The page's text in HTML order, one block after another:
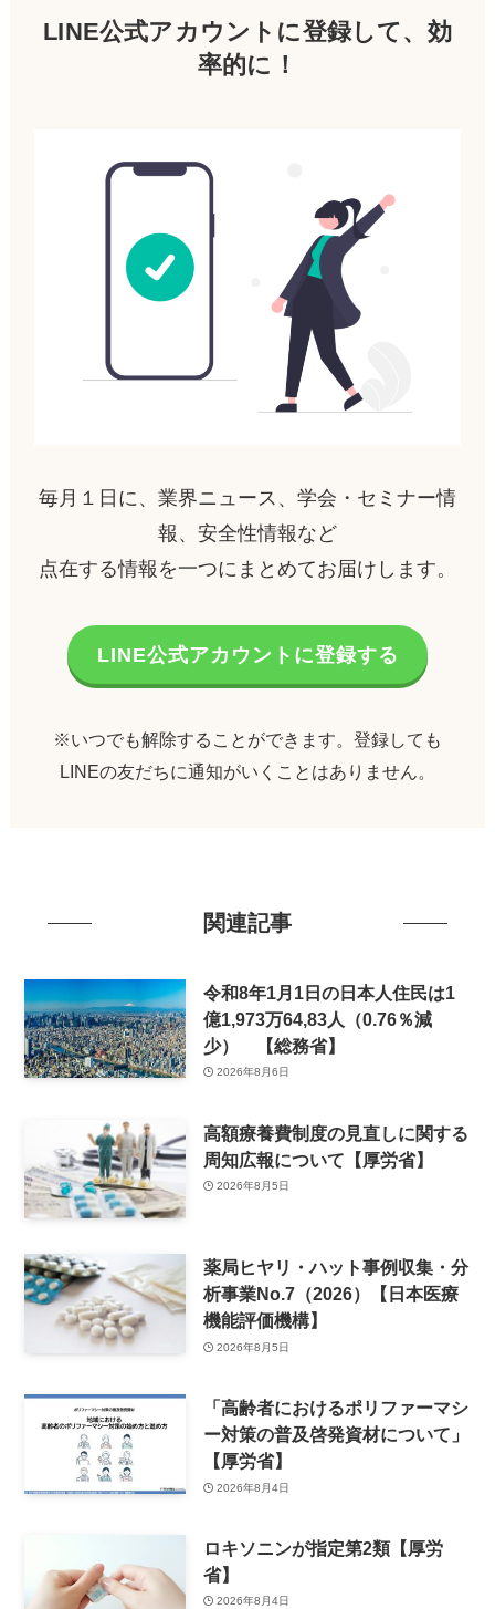
LINE公式アカウントに登録して、効
率的に！
毎月１日に、業界ニュース、学会・セミナー情
報、安全性情報など
点在する情報を一つにまとめてお届けします。
LINE公式アカウントに登録する
※いつでも解除することができます。登録しても
LINEの友だちに通知がいくことはありません。
関連記事
令和8年1月1日の日本人住民は1
億1,973万64,83人（0.76％減
少） 【総務省】
2026年8月6日
高額療養費制度の見直しに関する
周知広報について【厚労省】
2026年8月5日
薬局ヒヤリ・ハット事例収集・分
析事業No.7（2026）【日本医療
機能評価機構】
2026年8月5日
「高齢者におけるポリファーマシ
ー対策の普及啓発資材について」
【厚労省】
2026年8月4日
ロキソニンが指定第2類【厚労
省】
2026年8月4日